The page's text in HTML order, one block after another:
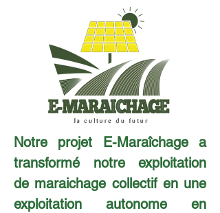
Notre projet E-Maraîchage a
transformé notre exploitation
de maraichage collectif en une
exploitation autonome en